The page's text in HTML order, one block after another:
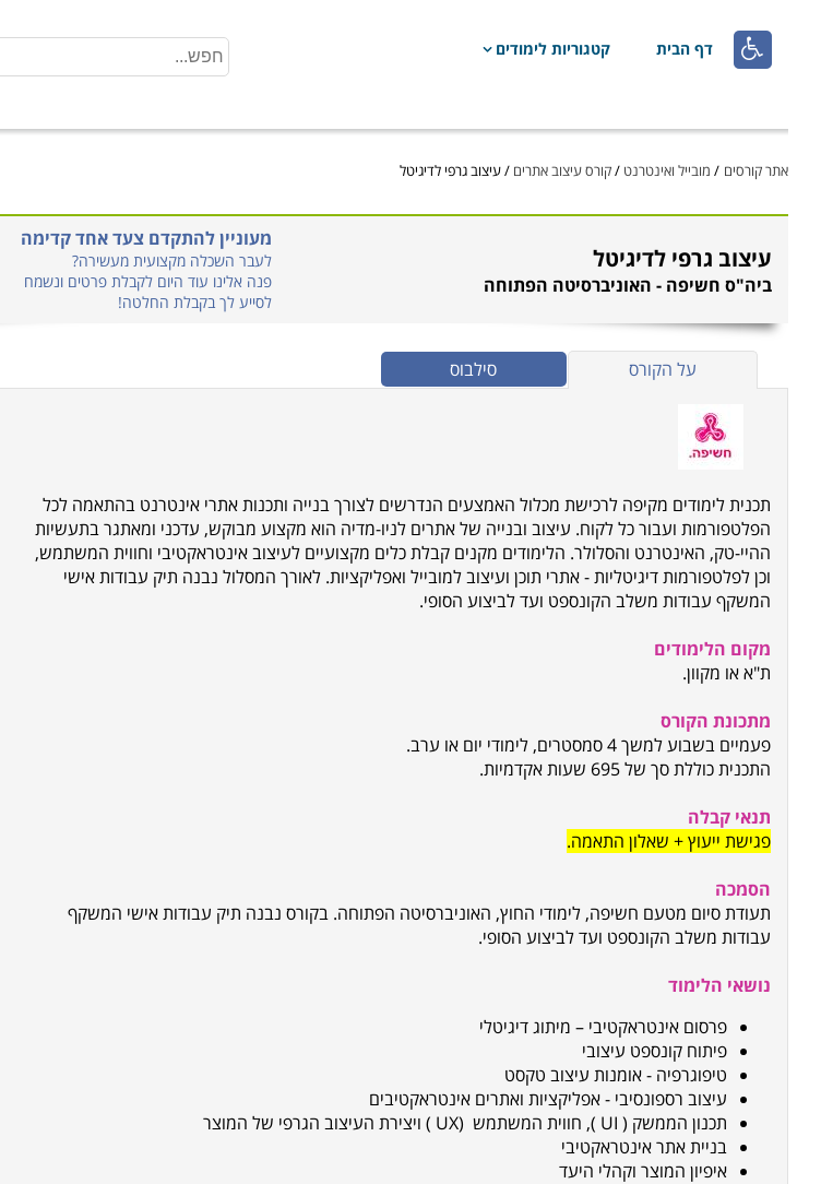
 דף הבית קטגוריות לימודים
אתר קורסים / מובייל ואינטרנט /קורס עיצוב אתרים /עיצוב גרפי לדיגיטל
עיצוב גרפי לדיגיטל
ביה"ס חשיפה - האוניברסיטה הפתוחה
מעוניין להתקדם צעד אחד קדימה
לעבר השכלה מקצועית מעשירה?
פנה אלינו עוד היום לקבלת פרטים ונשמח
לסייע לך בקבלת החלטה!
על הקורס סילבוס
תכנית לימודים מקיפה לרכישת מכלול האמצעים הנדרשים לצורך בנייה ותכנות אתרי אינטרנט בהתאמה לכל
הפלטפורמות ועבור כל לקוח. עיצוב ובנייה של אתרים לניו-מדיה הוא מקצוע מבוקש, עדכני ומאתגר בתעשיות
ההיי-טק, האינטרנט והסלולר. הלימודים מקנים קבלת כלים מקצועיים לעיצוב אינטראקטיבי וחווית המשתמש,
וכן לפלטפורמות דיגיטליות - אתרי תוכן ועיצוב למובייל ואפליקציות. לאורך המסלול נבנה תיק עבודות אישי
המשקף עבודות משלב הקונספט ועד לביצוע הסופי.
מקום הלימודים
ת"א או מקוון.
מתכונת הקורס
פעמיים בשבוע למשך 4 סמסטרים, לימודי יום או ערב.
התכנית כוללת סך של 695 שעות אקדמיות.
תנאי קבלה
פגישת ייעוץ + שאלון התאמה.
הסמכה
תעודת סיום מטעם חשיפה, לימודי החוץ, האוניברסיטה הפתוחה. בקורס נבנה תיק עבודות אישי המשקף
עבודות משלב הקונספט ועד לביצוע הסופי.
נושאי הלימוד
פרסום אינטראקטיבי – מיתוג דיגיטלי
פיתוח קונספט עיצובי
טיפוגרפיה - אומנות עיצוב טקסט
עיצוב רספונסיבי - אפליקציות ואתרים אינטראקטיבים
תכנון הממשק (
UI ), חווית המשתמש UX) ) ויצירת העיצוב הגרפי של המוצר
בניית אתר אינטראקטיבי
איפיון המוצר וקהלי היעד